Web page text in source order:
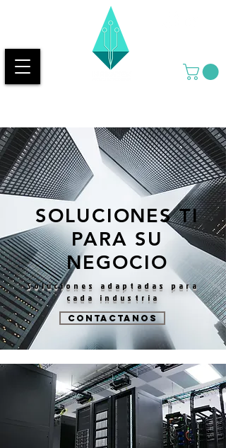
SOLUCIONES TI
PARA SU
NEGOCIO
Soluciones adaptadas para
cada industria
CONTACTANOS